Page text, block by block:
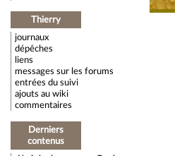
Thierry
journaux
dépêches
liens
messages sur les forums
entrées du suivi
ajouts au wiki
commentaires
Derniers
contenus